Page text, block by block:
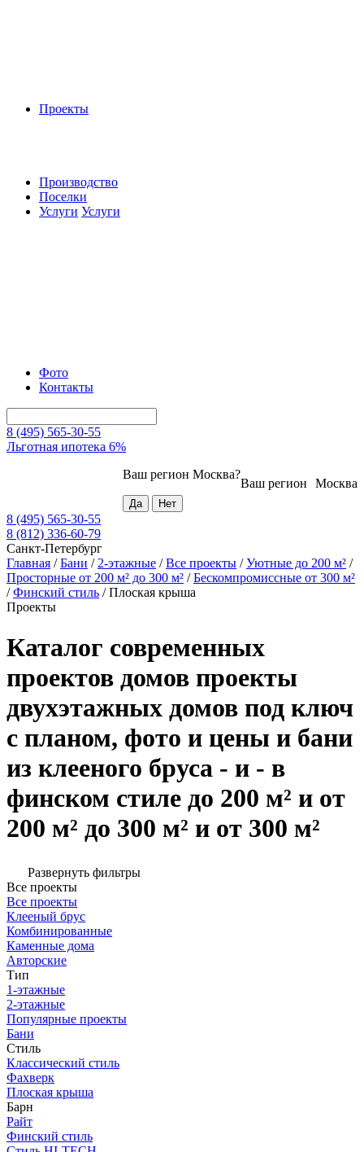
Проекты
Производство
Поселки
Услуги Услуги
Фото
Контакты
8 (495) 565-30-55
Льготная ипотека 6%
Москва
Ваш регион
Ваш регион Москва?
8 (495) 565-30-55
8 (812) 336-60-79
Санкт-Петербург
Главная /Бани / 2-этажные /Все проекты /Уютные до 200 м² /
Просторные от 200 м² до 300 м² /Бескомпромиссные от 300 м²
/Финский стиль /Плоская крыша
Проекты
Каталог современных
проектов домов проекты
двухэтажных домов под ключ
с планом, фото и цены и бани
из клееного бруса - и - в
финском стиле до 200 м² и от
200 м² до 300 м² и от 300 м²
Развернуть фильтры
Все проекты
Все проекты
Клееный брус
Комбинированные
Каменные дома
Авторские
Тип
1-этажные
2-этажные
Популярные проекты
Бани
Стиль
Классический стиль
Фахверк
Плоская крыша
Барн
Райт
Финский стиль